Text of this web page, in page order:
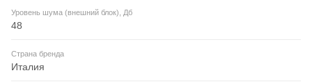
Уровень шума (внешний блок), Дб
48
Страна бренда
Италия